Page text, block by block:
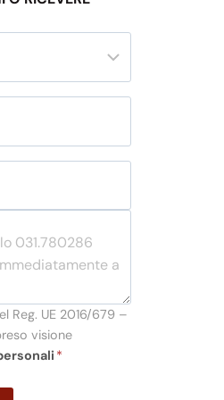
Reg. UE 2016/679 –
visione
*